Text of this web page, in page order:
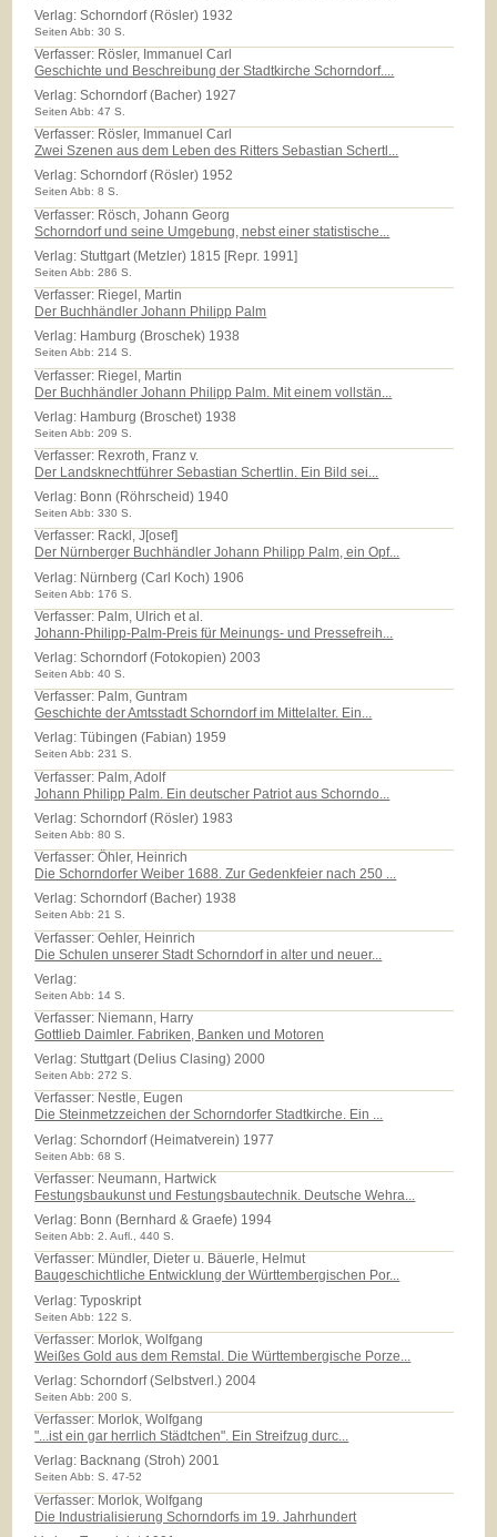
Verlag:Schorndorf (Rösler) 1932
Seiten Abb: 30 S.
Verfasser: Rösler, Immanuel Carl
Geschichte und Beschreibung der Stadtkirche Schorndorf....
Verlag:Schorndorf (Bacher) 1927
Seiten Abb: 47 S.
Verfasser: Rösler, Immanuel Carl
Zwei Szenen aus dem Leben des Ritters Sebastian Schertl...
Verlag:Schorndorf (Rösler) 1952
Seiten Abb: 8 S.
Verfasser: Rösch, Johann Georg
Schorndorf und seine Umgebung, nebst einer statistische...
Verlag:Stuttgart (Metzler) 1815 [Repr. 1991]
Seiten Abb: 286 S.
Verfasser: Riegel, Martin
Der Buchhändler Johann Philipp Palm
Verlag: Hamburg (Broschek) 1938
Seiten Abb: 214 S.
Verfasser: Riegel, Martin
Der Buchhändler Johann Philipp Palm. Mit einem vollstän...
Verlag: Hamburg (Broschet) 1938
Seiten Abb: 209 S.
Verfasser: Rexroth, Franz v.
Der Landsknechtführer Sebastian Schertlin. Ein Bild sei...
Verlag: Bonn (Röhrscheid) 1940
Seiten Abb: 330 S.
Verfasser: Rackl, J[osef]
Der Nürnberger Buchhändler Johann Philipp Palm, ein Opf...
Verlag: Nürnberg (Carl Koch) 1906
Seiten Abb: 176 S.
Verfasser: Palm, Ulrich et al.
Johann-Philipp-Palm-Preis für Meinungs- und Pressefreih...
Verlag:Schorndorf (Fotokopien) 2003
Seiten Abb: 40 S.
Verfasser: Palm, Guntram
Geschichte der Amtsstadt Schorndorf im Mittelalter. Ein...
Verlag:Tübingen (Fabian) 1959
Seiten Abb: 231 S.
Verfasser: Palm, Adolf
Johann Philipp Palm. Ein deutscher Patriot aus Schorndo...
Verlag:Schorndorf (Rösler) 1983
Seiten Abb: 80 S.
Verfasser: Öhler, Heinrich
Die Schorndorfer Weiber 1688. Zur Gedenkfeier nach 250 ...
Verlag:Schorndorf (Bacher) 1938
Seiten Abb: 21 S.
Verfasser: Oehler, Heinrich
Die Schulen unserer Stadt Schorndorf in alter und neuer...
Verlag:
Seiten Abb: 14 S.
Verfasser: Niemann, Harry
Gottlieb Daimler. Fabriken, Banken und Motoren
Verlag:Stuttgart (Delius Clasing) 2000
Seiten Abb: 272 S.
Verfasser: Nestle, Eugen
Die Steinmetzzeichen der Schorndorfer Stadtkirche. Ein ...
Verlag:Schorndorf (Heimatverein) 1977
Seiten Abb: 68 S.
Verfasser: Neumann, Hartwick
Festungsbaukunst und Festungsbautechnik. Deutsche Wehra...
Verlag: Bonn (Bernhard & Graefe) 1994
Seiten Abb: 2. Aufl., 440 S.
Verfasser: Mündler, Dieter u. Bäuerle, Helmut
Baugeschichtliche Entwicklung der Württembergischen Por...
Verlag:Typoskript
Seiten Abb: 122 S.
Verfasser: Morlok, Wolfgang
Weißes Gold aus dem Remstal. Die Württembergische Porze...
Verlag:Schorndorf (Selbstverl.) 2004
Seiten Abb: 200 S.
Verfasser: Morlok, Wolfgang
"...ist ein gar herrlich Städtchen". Ein Streifzug durc...
Verlag: Backnang (Stroh) 2001
Seiten Abb: S. 47-52
Verfasser: Morlok, Wolfgang
Die Industrialisierung Schorndorfs im 19. Jahrhundert